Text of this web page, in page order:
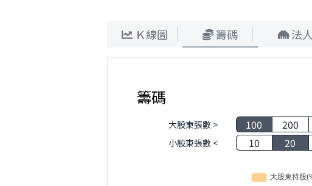
Ｋ線圖 籌碼 法人
籌碼
大股東張數 > 100 200
小股東張數 < 10 20